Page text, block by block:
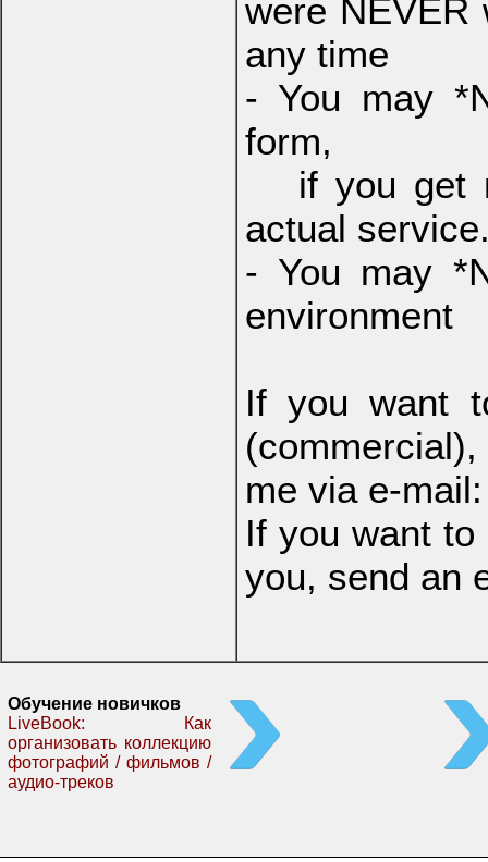
were NEVER
any time
- You may
form,
if you get
actual
- You may
environment
If you want
me via e-
If you want
you, send an
Обучение новичков
LiveBook: Как
организовать коллекцию
фотографий / фильмов /
аудио-треков